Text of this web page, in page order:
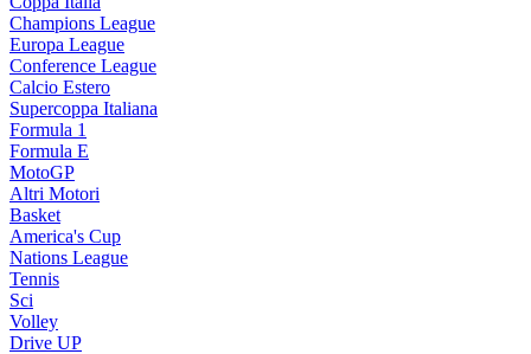
Champions League
Europa League
Conference League
Calcio Estero
Supercoppa Italiana
Formula 1
Formula E
MotoGP
Altri Motori
Basket
America's Cup
Nations League
Tennis
Sci
Volley
Drive UP